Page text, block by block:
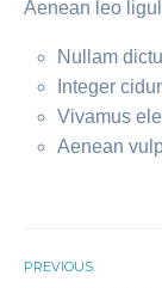
Aenean leo
Nullam
Integer
Vivamus
Aenean
PREVIOUS